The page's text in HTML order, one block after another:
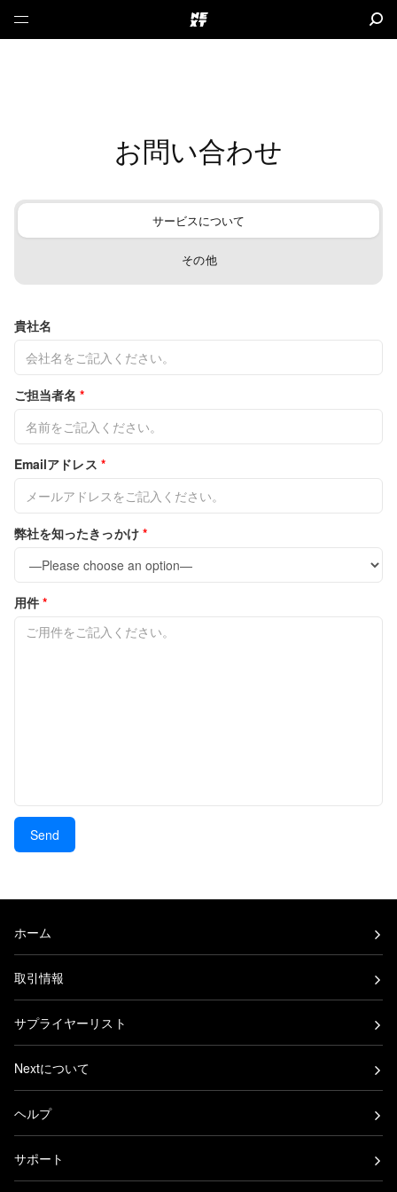
お問い合わせ
サービスについて
その他
貴社名
ご担当者名*
Emailアドレス *
弊社を知ったきっかけ *
用件*
ホーム
取引情報
サプライヤーリスト
Nextについて
ヘルプ
サポート